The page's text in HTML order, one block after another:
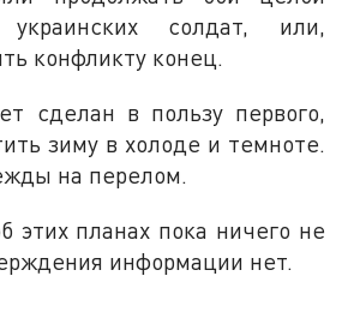
солдат, или,
конфликту конец.
сделан в пользу первого,
зиму в холоде и темноте.
на перелом.
этих планах пока ничего не
информации нет.